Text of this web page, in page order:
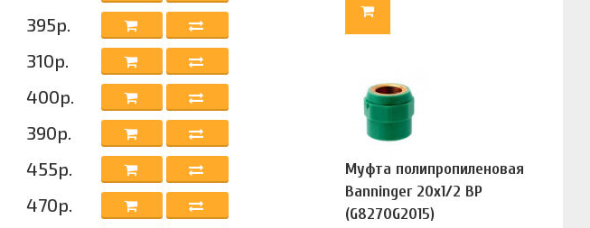
395р.
310р.
400р.
390р.
455р.
470р.
Муфта полипропиленовая
Banninger 20х1/2 ВР
(G8270G2015)